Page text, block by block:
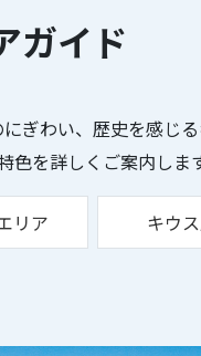
ガイド
ぎわい、歴史を感じる
を詳しくご案内します
リア キウ